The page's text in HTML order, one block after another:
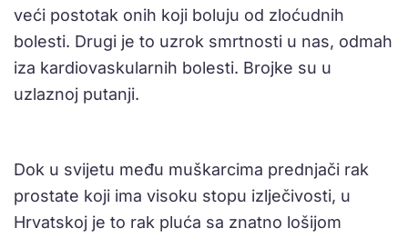
veći postotak onih koji boluju od zloćudnih
bolesti. Drugi je to uzrok smrtnosti u nas, odmah
iza kardiovaskularnih bolesti. Brojke su u
uzlaznoj putanji.
Dok u svijetu među muškarcima prednjači rak
prostate koji ima visoku stopu izlječivosti, u
Hrvatskoj je to rak pluća sa znatno lošijom